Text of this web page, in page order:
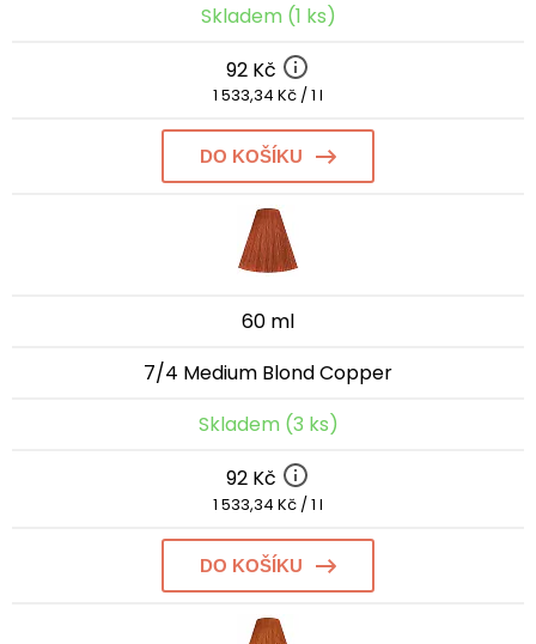
Skladem (1 ks)
92 Kč
1 533,34 Kč / 1 l
DO KOŠÍKU
60 ml
7/4 Medium Blond Copper
Skladem (3 ks)
92 Kč
1 533,34 Kč / 1 l
DO KOŠÍKU